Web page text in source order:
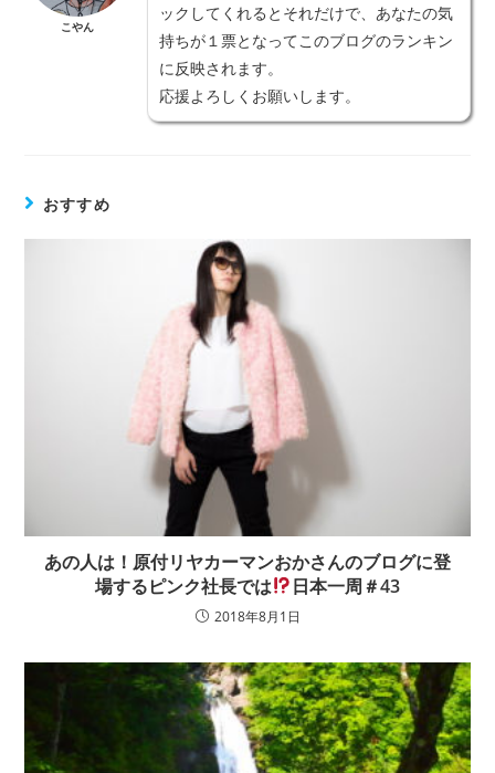
こやん
ックしてくれるとそれだけで、あなたの気
持ちが１票となってこのブログのランキン
に反映されます。
応援よろしくお願いします。
おすすめ
あの人は！原付リヤカーマンおかさんのブログに登
場するピンク社長では
日本一周＃43
2018年8月1日